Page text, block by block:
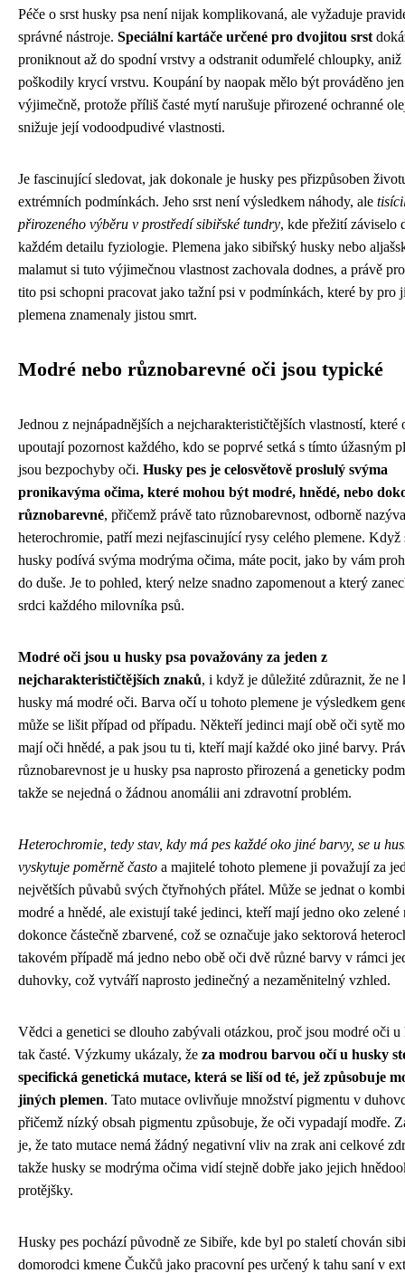
Péče o srst husky psa není nijak komplikovaná, ale vyžaduje
správné nástroje. Speciální kartáče určené pro dvojitou srst
proniknout až do spodní vrstvy a odstranit odumřelé chloupky, aniž
poškodily krycí vrstvu. Koupání by naopak mělo být prováděno jen
výjimečně, protože příliš časté mytí narušuje přirozené ochranné
snižuje její vodoodpudivé vlastnosti.
Je fascinující sledovat, jak dokonale je husky pes přizpůsoben
extrémních podmínkách. Jeho srst není výsledkem náhody, ale
přirozeného výběru v prostředí sibiřské tundry, kde přežití záviselo
každém detailu fyziologie. Plemena jako sibiřský husky nebo
malamut si tuto výjimečnou vlastnost zachovala dodnes, a právě
tito psi schopni pracovat jako tažní psi v podmínkách, které by pro
plemena znamenaly jistou smrt.
Modré nebo různobarevné oči jsou typické
Jednou z nejnápadnějších a nejcharakterističtějších vlastností, které
upoutají pozornost každého, kdo se poprvé setká s tímto úžasným
jsou bezpochyby oči. Husky pes je celosvětově proslulý svýma
pronikavýma očima, které mohou být modré, hnědé, nebo
různobarevné, přičemž právě tato různobarevnost, odborně
heterochromie, patří mezi nejfascinující rysy celého plemene. Když
husky podívá svýma modrýma očima, máte pocit, jako by vám
do duše. Je to pohled, který nelze snadno zapomenout a který
srdci každého milovníka psů.
Modré oči jsou u husky psa považovány za jeden z
nejcharakterističtějších znaků, i když je důležité zdůraznit, že ne
husky má modré oči. Barva očí u tohoto plemene je výsledkem
může se lišit případ od případu. Někteří jedinci mají obě oči sytě
mají oči hnědé, a pak jsou tu ti, kteří mají každé oko jiné barvy.
různobarevnost je u husky psa naprosto přirozená a geneticky
takže se nejedná o žádnou anomálii ani zdravotní problém.
Heterochromie, tedy stav, kdy má pes každé oko jiné barvy, se u
vyskytuje poměrně často a majitelé tohoto plemene ji považují za
největších půvabů svých čtyřnohých přátel. Může se jednat o
modré a hnědé, ale existují také jedinci, kteří mají jedno oko zelené
dokonce částečně zbarvené, což se označuje jako sektorová
takovém případě má jedno nebo obě oči dvě různé barvy v rámci
duhovky, což vytváří naprosto jedinečný a nezaměnitelný vzhled.
Vědci a genetici se dlouho zabývali otázkou, proč jsou modré oči u
tak časté. Výzkumy ukázaly, že za modrou barvou očí u husky
specifická genetická mutace, která se liší od té, jež způsobuje
jiných plemen. Tato mutace ovlivňuje množství pigmentu v
přičemž nízký obsah pigmentu způsobuje, že oči vypadají modře.
je, že tato mutace nemá žádný negativní vliv na zrak ani celkové
takže husky se modrýma očima vidí stejně dobře jako jejich
protějšky.
Husky pes pochází původně ze Sibiře, kde byl po staletí chován
domorodci kmene Čukčů jako pracovní pes určený k tahu saní v